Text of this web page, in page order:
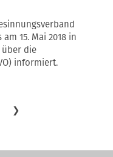
15. Mai 2018 in
über die
informiert.
❯